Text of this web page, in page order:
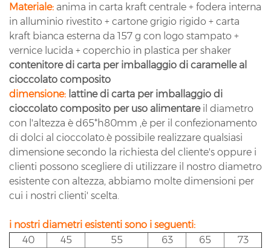
Materiale: anima in carta kraft centrale + fodera interna
in alluminio rivestito + cartone grigio rigido + carta
kraft bianca esterna da 157 g con logo stampato +
vernice lucida + coperchio in plastica per shaker
contenitore di carta per imballaggio di caramelle al
cioccolato composito
dimensione: lattine di carta per imballaggio di
cioccolato composito per uso alimentareil diametro
con l'altezza è d65*h80mm ,è per il confezionamento
di dolci al cioccolato.è possibile realizzare qualsiasi
dimensione secondo la richiesta del cliente's oppure i
clienti possono scegliere di utilizzare il nostro diametro
esistente con altezza, abbiamo molte dimensioni per
cui i nostri clienti' scelta.
i nostri diametri esistenti sono i seguenti:
40
45 55 63 65
73